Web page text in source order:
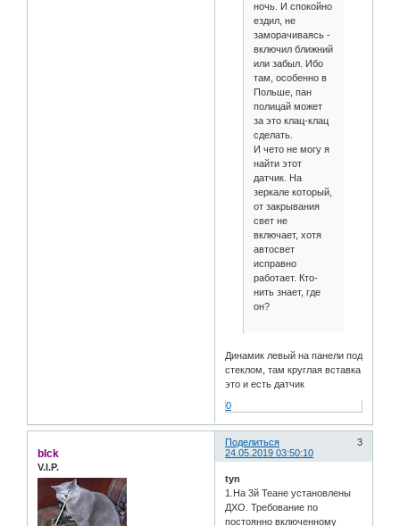
ночь. И спокойно
ездил, не
заморачиваясь -
включил ближний
или забыл. Ибо
там, особенно в
Польше, пан
полицай может
за это клац-клац
сделать.
И чето не могу я
найти этот
датчик. На
зеркале который,
от закрывания
свет не
включает, хотя
автосвет
исправно
работает. Кто-
нить знает, где
он?
Динамик левый на панели под
стеклом, там круглая вставка
это и есть датчик
0
Поделиться
3
24.05.2019 03:50:10
blck
V.I.P.
tyn
1.На 3й Теане установлены
ДХО. Требование по
постоянно включенному